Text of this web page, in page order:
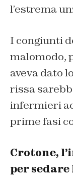
l’estrema
I congiunti
malomodo,
aveva dato
rissa
infermieri
prime fasi
Crotone,
per sedare